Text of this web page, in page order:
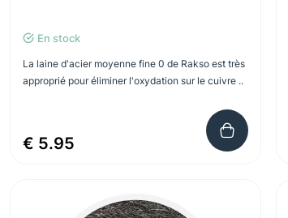
En stock
La laine d'acier moyenne fine 0 de Rakso est très
approprié pour éliminer l'oxydation sur le cuivre ..
€ 5.95